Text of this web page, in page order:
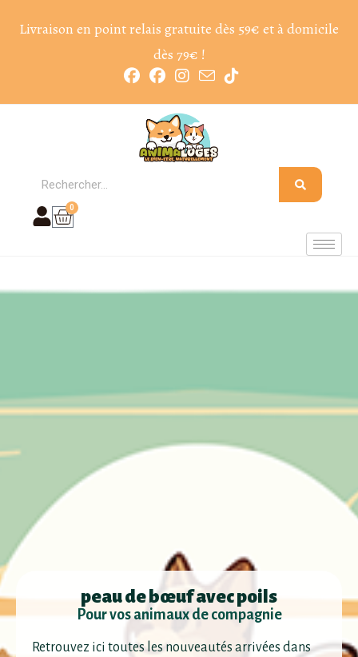
Livraison en point relais gratuite dès 59€ et à domicile
dès 79€ !
0
peau de bœuf avec poils
Pour vos animaux de compagnie
Retrouvez ici toutes les nouveautés arrivées dans